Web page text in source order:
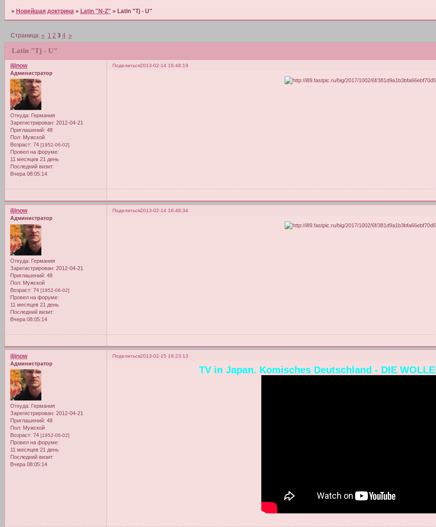
» Новейшая доктрина » Latin "N-Z" » Latin "Tj - U"
Latin "Tj - U"
Страница: « 1 2 3 4 »
Поделиться2013-02-14 16:48:19
iljinow
Администратор
Откуда: Германия
Зарегистрирован: 2012-04-21
Приглашений: 48
Пол: Мужской
Возраст: 74[1952-06-02]
Провел на форуме:
11 месяцев 21 день
Последний визит:
Вчера 08:05:14
Поделиться2013-02-14 16:48:34
iljinow
Администратор
Откуда: Германия
Зарегистрирован: 2012-04-21
Приглашений: 48
Пол: Мужской
Возраст: 74[1952-06-02]
Провел на форуме:
11 месяцев 21 день
Последний визит:
Вчера 08:05:14
Поделиться2013-02-15 19:23:13
iljinow
Администратор
Откуда: Германия
Зарегистрирован: 2012-04-21
Приглашений: 48
Пол: Мужской
Возраст: 74[1952-06-02]
Провел на форуме:
11 месяцев 21 день
Последний визит:
Вчера 08:05:14
TV in Japan. Komisches Deutschland - DIE